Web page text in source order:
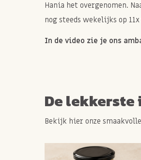
Hania het overgenomen.
nog steeds wekelijks op
In de video zie je ons
De lekkerste
Bekijk hier onze